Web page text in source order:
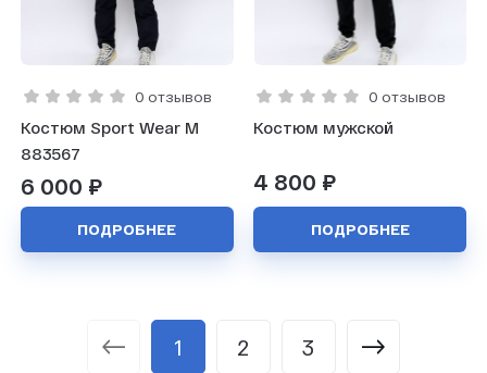
0 отзывов
Костюм Sport Wear M
883567
6 000 ₽
ПОДРОБНЕЕ
0 отзывов
Костюм мужской
4 800 ₽
ПОДРОБНЕЕ
1 2 3